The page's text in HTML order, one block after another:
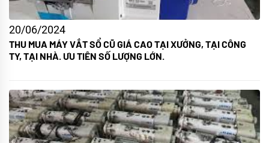
20/06/2024
THU MUA MÁY VẮT SỔ CŨ GIÁ CAO TẠI XƯỞNG, TẠI CÔNG
TY, TẠI NHÀ. ƯU TIÊN SỐ LƯỢNG LỚN.